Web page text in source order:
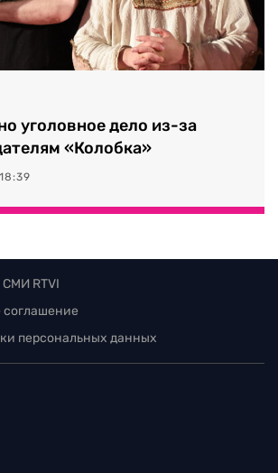
уголовное дело из-за
«Колобка»
RTVI
соглашение
персональных данных